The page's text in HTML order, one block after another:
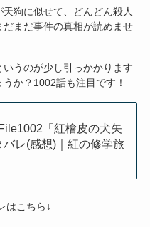
狗に似せて、どんどん殺人
まだ事件の真相が読めませ
うのが少し引っかかります
か？1002話も注目です！
「紅檜皮の犬矢
バレ(感想)｜紅の修学旅
はこちら↓